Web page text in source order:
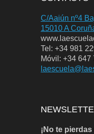
C/Aaiún nº4
15010 A
Tel: +34 981
Móvil: +34 647
¡No te